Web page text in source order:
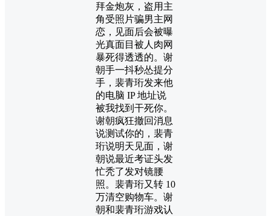
拜金炮灰，盗用主
角受照片骗男主网
恋，见面后会被曝
光真面目被人肉网
暴死得透透的。谢
朝手一抖秒怂提分
手，裴青珩发来他
的电脑 IP 地址说
被我找到干死你。
谢朝疯狂撤回消息
说测试你的，裴青
珩说明天见面，谢
朝说最近考证头发
忙秃了发对镜腰
照。裴青珩又转 10
万清空购物车。谢
朝和裴青珩游戏认